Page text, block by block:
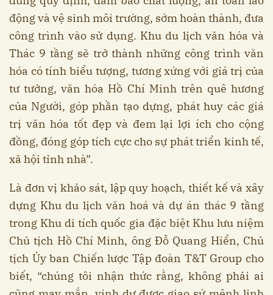
động và vệ sinh môi trường, sớm hoàn thành, đưa
công trình vào sử dụng. Khu du lịch văn hóa và
Thác 9 tầng sẽ trở thành những công trình văn
hóa có tính biểu tượng, tương xứng với giá trị của
tư tưởng, văn hóa Hồ Chí Minh trên quê hương
của Người, góp phần tạo dựng, phát huy các giá
trị văn hóa tốt đẹp và đem lại lợi ích cho cộng
đồng, đóng góp tích cực cho sự phát triển kinh tế,
xã hội tỉnh nhà”.
Là đơn vị khảo sát, lập quy hoạch, thiết kế và xây
dựng Khu du lịch văn hoá và dự án thác 9 tầng
trong Khu di tích quốc gia đặc biệt Khu lưu niệm
Chủ tịch Hồ Chí Minh, ông Đỗ Quang Hiển, Chủ
tịch Ủy ban Chiến lược Tập đoàn T&T Group cho
biết, “chúng tôi nhận thức rằng, không phải ai